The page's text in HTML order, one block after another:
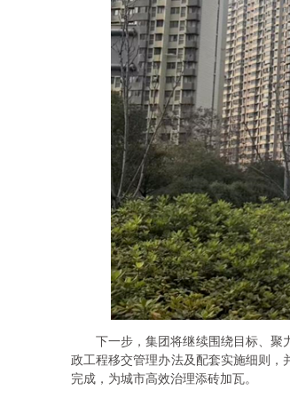
下一步，集团将继续围绕目标、聚
政工程移交管理办法及配套实施细则
完成，为城市高效治理添砖加瓦。